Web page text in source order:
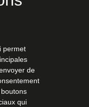
permet
de
qui